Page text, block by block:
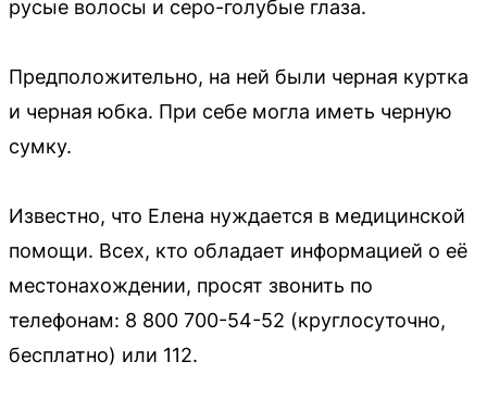
русые волосы и серо-голубые глаза.
Предположительно, на ней были черная куртка
и черная юбка. При себе могла иметь черную
сумку.
Известно, что Елена нуждается в медицинской
помощи. Всех, кто обладает информацией о её
местонахождении, просят звонить по
телефонам: 8 800 700-54-52 (круглосуточно,
бесплатно) или 112.